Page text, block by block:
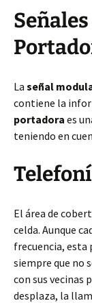
La señal
contiene la
portadora es
teniendo en
El área de
celda. Aunque
frecuencia, esta
siempre que no
con sus vecinas
desplaza, la